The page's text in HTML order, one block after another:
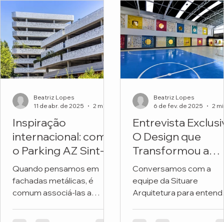
Inspiração
internacional: como
o Parking AZ Sint-
Lucas transforma
metal e natureza
em arquitetura
premiada
Quando pensamos em
fachadas metálicas, é
comum associá-las a
ou exclusivamente
Beatriz Lopes
11 de abr. de 2025
Entrevista
O Design que
Transformou a
Fachada de uma
Escola
Conversamos com a
equipe da Situare
Arquitetura para
revitalizou a fachada da
Beatriz Lopes
6 de fev. de 2025